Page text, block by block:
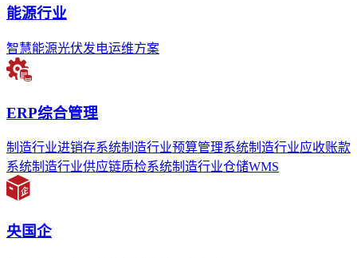
能源行业
智慧能源光伏发电运维方案
ERP综合管理
制造行业进销存系统制造行业预算管理系统制造行业应收账款
系统制造行业供应链质检系统制造行业仓储WMS
央国企